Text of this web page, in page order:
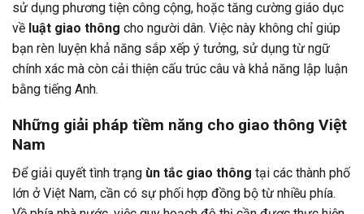
sử dụng phương tiện công cộng, hoặc tăng cường giáo dục
về luật giao thông cho người dân. Việc này không chỉ giúp
bạn rèn luyện khả năng sắp xếp ý tưởng, sử dụng từ ngữ
chính xác mà còn cải thiện cấu trúc câu và khả năng lập luận
bằng tiếng Anh.
Những giải pháp tiềm năng cho giao thông Việt
Nam
Để giải quyết tình trạng ùn tắc giao thông tại các thành phố
lớn ở Việt Nam, cần có sự phối hợp đồng bộ từ nhiều phía.